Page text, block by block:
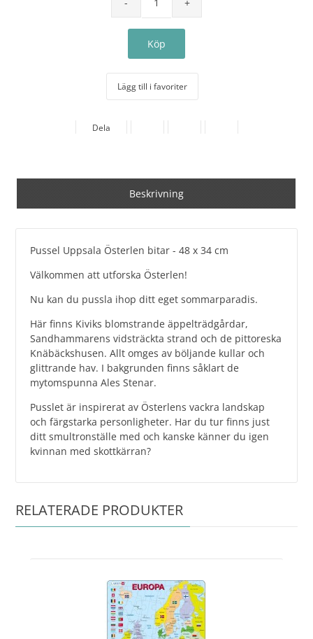
Lägg till i favoriter
Dela
Beskrivning
Pussel Uppsala Österlen bitar - 48 x 34 cm
Välkommen att utforska Österlen!
Nu kan du pussla ihop ditt eget sommarparadis.
Här finns Kiviks blomstrande äppelträdgårdar,
Sandhammarens vidsträckta strand och de pittoreska
Knäbäckshusen. Allt omges av böljande kullar och
glittrande hav. I bakgrunden finns såklart de
mytomspunna Ales Stenar.
Pusslet är inspirerat av Österlens vackra landskap
och färgstarka personligheter. Har du tur finns just
ditt smultronställe med och kanske känner du igen
kvinnan med skottkärran?
RELATERADE PRODUKTER